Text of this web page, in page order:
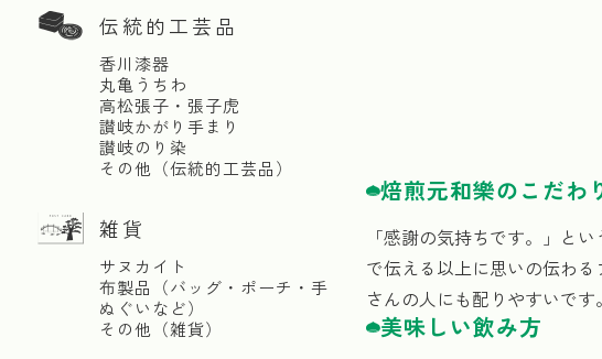
伝統的工芸品
香川漆器
丸亀うちわ
高松張子・張子虎
讃岐かがり手まり
讃岐のり染
その他（伝統的工芸品）
雑貨
サヌカイト
布製品（バッグ・ポーチ・手
ぬぐいなど）
その他（雑貨）
焙煎元和樂のこだわ
「感謝の気持ちです。」と
で伝える以上に思いの伝わ
さんの人にも配りやすいです。
美味しい飲み方